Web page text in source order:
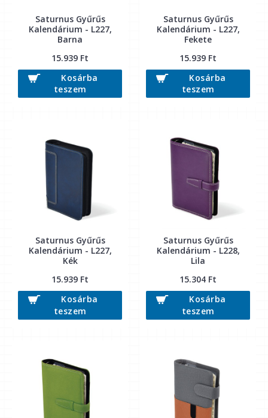
Saturnus Gyűrűs
Kalendárium - L227,
Barna
15.939 Ft
Kosárba
teszem
Saturnus Gyűrűs
Kalendárium - L227,
Fekete
15.939 Ft
Kosárba
teszem
Saturnus Gyűrűs
Kalendárium - L227,
Kék
15.939 Ft
Kosárba
teszem
Saturnus Gyűrűs
Kalendárium - L228,
Lila
15.304 Ft
Kosárba
teszem